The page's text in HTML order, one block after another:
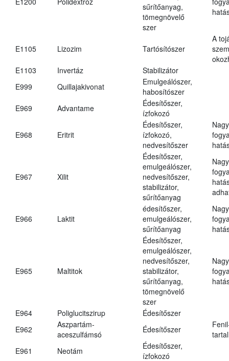
sűrítőanyag,
tömegnövelő
szer
E1105 Lizozim Tartósítószer
A
E1103
Invertáz
Stabilizátor
E999
Quillajakivonat
Emulgeálószer,
habosítószer
E969
Advantame
Édesítőszer,
ízfokozó
E968 Eritrit
Édesítőszer,
ízfokozó,
nedvesítőszer
E967 Xilit
Édesítőszer,
emulgeálószer,
nedvesítőszer,
stabilizátor,
sűrítőanyag
E966 Laktit
édesítőszer,
emulgeálószer,
sűrítőanyag
E965 Maltitok
Édesítőszer,
emulgeálószer,
nedvesítőszer,
stabilizátor,
sűrítőanyag,
tömegnövelő
szer
E964 Poliglucitszirup
Édesítőszer
E962
Aszpartám-
aceszulfámsó
Édesítőszer
E961
Neotám
Édesítőszer,
ízfokozó